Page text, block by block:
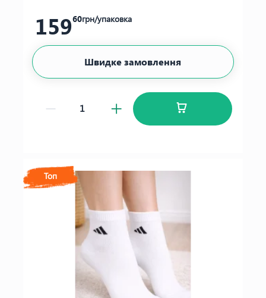
15960грн/упаковка
Швидке замовлення
Топ